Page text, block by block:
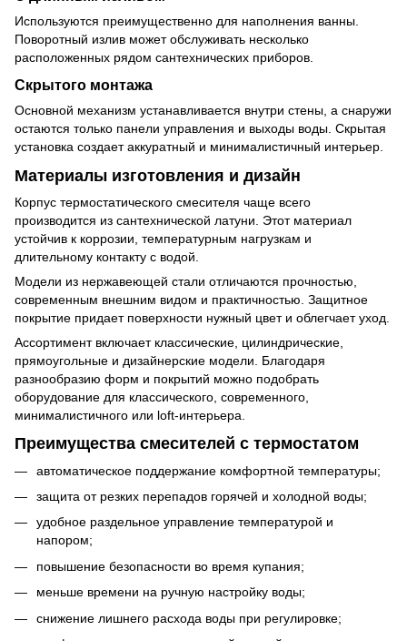
Используются преимущественно для наполнения ванны.
Поворотный излив может обслуживать несколько
расположенных рядом сантехнических приборов.
Скрытого монтажа
Основной механизм устанавливается внутри стены, а снаружи
остаются только панели управления и выходы воды. Скрытая
установка создает аккуратный и минималистичный интерьер.
Материалы изготовления и дизайн
Корпус термостатического смесителя чаще всего
производится из сантехнической латуни. Этот материал
устойчив к коррозии, температурным нагрузкам и
длительному контакту с водой.
Модели из нержавеющей стали отличаются прочностью,
современным внешним видом и практичностью. Защитное
покрытие придает поверхности нужный цвет и облегчает уход.
Ассортимент включает классические, цилиндрические,
прямоугольные и дизайнерские модели. Благодаря
разнообразию форм и покрытий можно подобрать
оборудование для классического, современного,
минималистичного или loft-интерьера.
Преимущества смесителей с термостатом
автоматическое поддержание комфортной температуры;
защита от резких перепадов горячей и холодной воды;
удобное раздельное управление температурой и
напором;
повышение безопасности во время купания;
меньше времени на ручную настройку воды;
снижение лишнего расхода воды при регулировке;